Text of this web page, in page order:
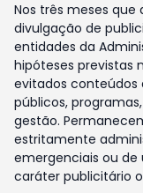
Nos três meses
divulgação de
entidades da
hipóteses previstas
evitados conteúdos
públicos,
gestão.
estritamente
emergenciais ou
caráter publicitário